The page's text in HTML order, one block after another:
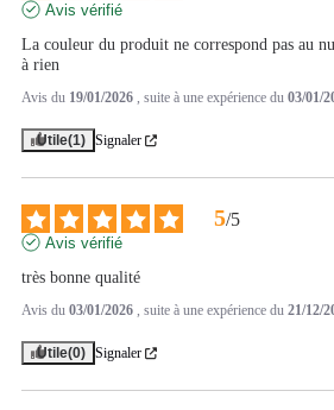
Avis vérifié
La couleur du produit ne correspond pas au
à rien
Avis du 19/01/2026 , suite à une expérience du 03/01/
Utile(1) Signaler
5/5
Avis vérifié
très bonne qualité
Avis du 03/01/2026 , suite à une expérience du 21/12/
Utile(0) Signaler